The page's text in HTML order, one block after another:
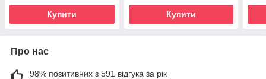
Купити Купити
Про нас
98% позитивних з 591 відгука за рік